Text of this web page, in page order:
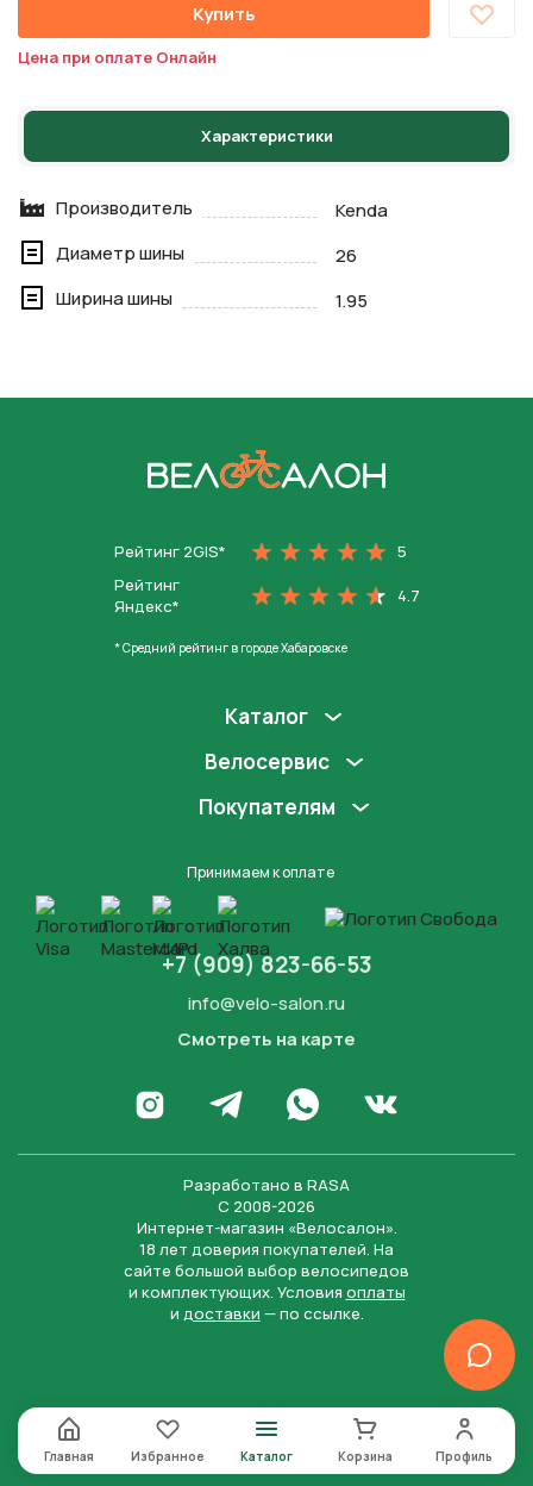
Купить
Цена при оплате Онлайн
Характеристики
Производитель
Kenda
Диаметр шины
26
Ширина шины
1.95
Рейтинг 2GIS*
5
Рейтинг
Яндекс*
4.7
* Средний рейтинг в городе Хабаровске
Каталог
Велосервис
Покупателям
Принимаем к оплате
+7 (909) 823-66-53
info@velo-salon.ru
Смотреть на карте
Перейти в Инстаграм
Написать в Телеграм
Написать в WhatsApp
Перейти во
Разработано в RASA
С 2008-2026
Интернет-магазин «Велосалон».
18 лет доверия покупателей. На
сайте большой выбор велосипедов
и комплектующих. Условия оплаты
и доставки — по ссылке.
Главная Избранное Каталог Корзина Профиль
Нажимая на кнопку “Отправить заявку”, вы даете
согласие на обработку персональных данных и
соглашаетесь с политикой конфиденциальности